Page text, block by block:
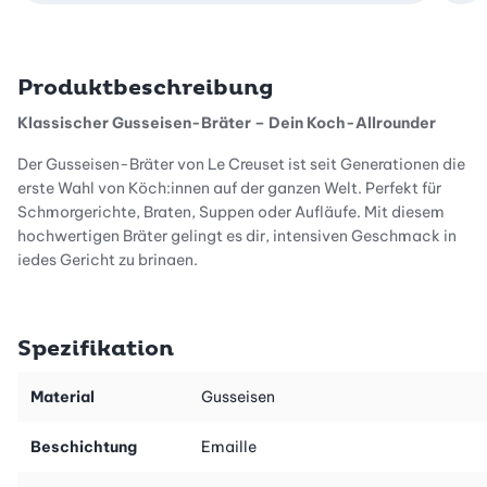
Produktbeschreibung
Klassischer Gusseisen-Bräter – Dein Koch-Allrounder
Der Gusseisen-Bräter von Le Creuset ist seit Generationen die
erste Wahl von Köch:innen auf der ganzen Welt. Perfekt für
Schmorgerichte, Braten, Suppen oder Aufläufe. Mit diesem
hochwertigen Bräter gelingt es dir, intensiven Geschmack in
jedes Gericht zu bringen.
Hervorragende Wärmeverteilung
sorgt so für ein perfektes Koch- und Braterlebnis. Deine Gerichte
So schmecken sie nicht nur köstlich, sondern machen auch
Spezifikation
Material Gusseisen
Beschichtung Emaille